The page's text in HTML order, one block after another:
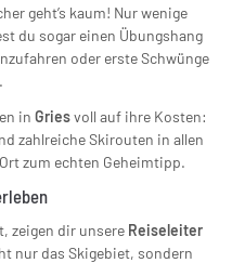
geht’s kaum! Nur wenige
du sogar einen Übungshang
oder erste Schwünge
in Griesvoll auf ihre Kosten:
zahlreiche Skirouten in allen
zum echten Geheimtipp.
zeigen dir unsere Reiseleiter
nur das Skigebiet, sondern